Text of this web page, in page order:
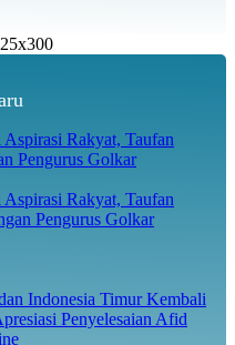
Rakyat, Taufan
Pengurus Golkar